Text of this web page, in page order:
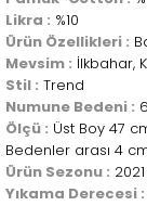
Likra : %10
Ürün Özellikleri :
Mevsim : İlkbahar,
Stil : Trend
Numune Bedeni :
Ölçü : Üst Boy 47
Bedenler arası 4
Ürün Sezonu :
Yıkama Derecesi :